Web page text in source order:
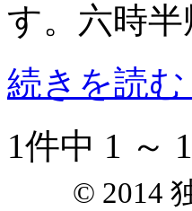
す。六時
続きを読む
1件中 1 ～ 1
© 2014